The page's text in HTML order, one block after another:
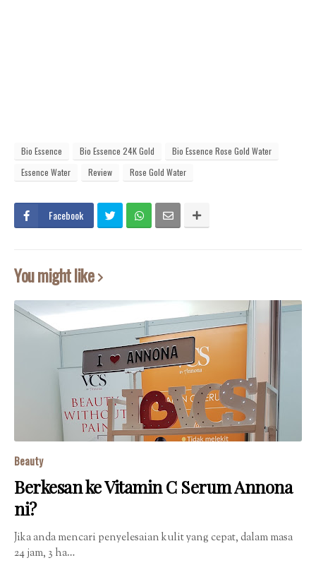
Bio Essence Bio Essence 24K Gold
Bio Essence Rose Gold Water
Essence Water
Review Rose Gold Water
Facebook
You might like
Beauty
Berkesan ke Vitamin C Serum Annona
ni?
Jika anda mencari penyelesaian kulit yang cepat, dalam masa
24 jam, 3 ha…